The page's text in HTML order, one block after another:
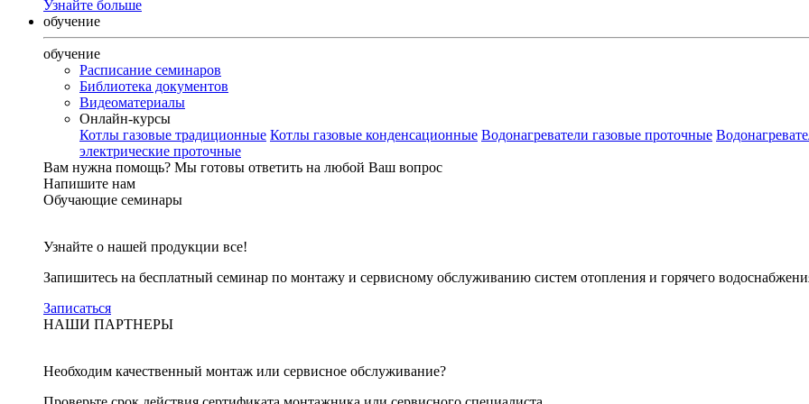
Узнайте больше
обучение
обучение
Расписание семинаров
Библиотека документов
Видеоматериалы
Онлайн-курсы
Котлы газовые традиционные Котлы газовые конденсационные Водонагреватели газовые проточные
электрические проточные
Вам нужна помощь? Мы готовы ответить на любой Ваш вопрос
Напишите нам
Обучающие семинары
Узнайте о нашей продукции все!
Запишитесь на бесплатный семинар по монтажу и сервисному обслуживанию систем отопления и горячего
Записаться
НАШИ ПАРТНЕРЫ
Необходим качественный монтаж или сервисное обслуживание?